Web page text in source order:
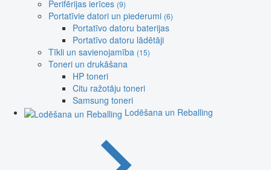
Perifērijas ierīces (9)
Portatīvie datori un piederumi (6)
Portatīvo datoru baterijas
Portatīvo datoru lādētāji
Tīkli un savienojamība (15)
Toneri un drukāšana
HP toneri
Citu ražotāju toneri
Samsung toneri
Lodēšana un Reballing